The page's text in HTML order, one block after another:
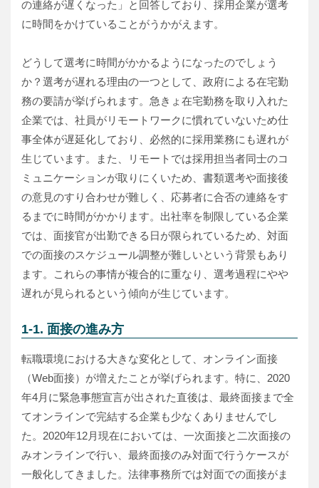
の連絡が遅くなった」と回答しており、採用企業が選考
に時間をかけていることがうかがえます。
どうして選考に時間がかかるようになったのでしょう
か？選考が遅れる理由の一つとして、政府による在宅勤
務の要請が挙げられます。急きょ在宅勤務を取り入れた
企業では、社員がリモートワークに慣れていないため仕
事全体が遅延化しており、必然的に採用業務にも遅れが
生じています。また、リモートでは採用担当者同士のコ
ミュニケーションが取りにくいため、書類選考や面接後
の意見のすり合わせが難しく、応募者に合否の連絡をす
るまでに時間がかかります。出社率を制限している企業
では、面接官が出勤できる日が限られているため、対面
での面接のスケジュール調整が難しいという背景もあり
ます。これらの事情が複合的に重なり、選考過程にやや
遅れが見られるという傾向が生じています。
1-1. 面接の進み方
転職環境における大きな変化として、オンライン面接
（Web面接）が増えたことが挙げられます。特に、2020
年4月に緊急事態宣言が出された直後は、最終面接まで全
てオンラインで完結する企業も少なくありませんでし
た。2020年12月現在においては、一次面接と二次面接の
みオンラインで行い、最終面接のみ対面で行うケースが
一般化してきました。法律事務所では対面での面接がま